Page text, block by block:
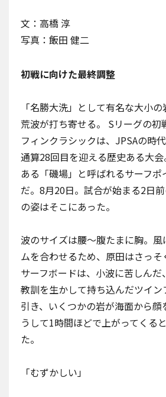
文：高橋 淳
写真：飯田 健二
初戦に向けた最終調整
「名勝大洗」として有名な大小
荒波が打ち寄せる。 Sリーグの初
フィンクラシックは、JPSAの時
通算28回目を迎える歴史ある大
ある「磯場」と呼ばれるサーフ
だ。8月20日。試合が始まる2日
の姿はそこにあった。
波のサイズは腰〜腹たまに胸。
ムを合わせるため、原田はさっ
サーフボードは、小波に苦しんだ、
教訓を生かして持ち込んだツイ
引き、いくつかの岩が海面から
うして1時間ほどで上がってくる
た。
「むずかしい」